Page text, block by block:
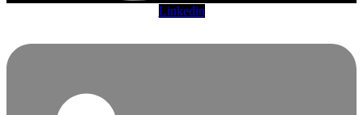
Linkedin